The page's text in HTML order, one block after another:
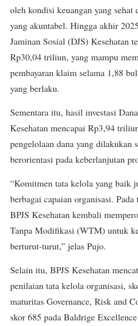
oleh kondisi keuangan yang sehat
yang akuntabel. Hingga akhir
Jaminan Sosial (DJS) Kesehatan
Rp30,04 triliun, yang mampu
pembayaran klaim selama 1,88
yang berlaku.
Sementara itu, hasil investasi
Kesehatan mencapai Rp3,94
pengelolaan dana yang dilakukan
berorientasi pada keberlanjutan
“Komitmen tata kelola yang baik
berbagai capaian organisasi.
BPJS Kesehatan kembali
Tanpa Modifikasi (WTM) untuk
berturut-turut,” jelas Pujo.
Selain itu, BPJS Kesehatan
penilaian tata kelola organisasi,
maturitas Governance, Risk and
skor 685 pada Baldrige